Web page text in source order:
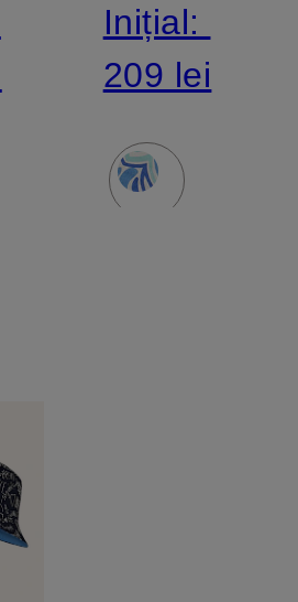
Inițial:
209 lei